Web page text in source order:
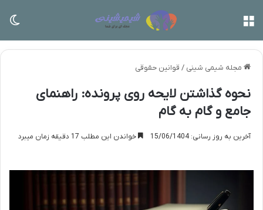
مجله شیمی شینی / قوانین حقوقی
نحوه گذاشتن لایحه روی پرونده: راهنمای
جامع و گام به گام
آخرین به روز رسانی: 15/06/1404 خواندن این مطلب 17 دقیقه زمان میبرد